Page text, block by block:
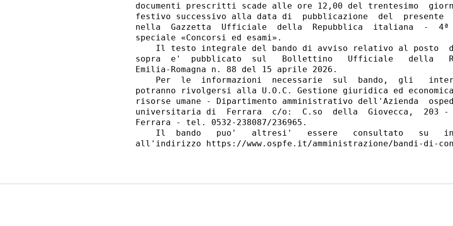
documenti prescritti scade alle ore 12,00 del trentesimo
festivo successivo alla data di  pubblicazione  del  presente
nella  Gazzetta  Ufficiale  della  Repubblica  italiana  -  4ª
speciale «Concorsi ed esami».
Il testo integrale del bando di avviso relativo al posto
sopra  e'  pubblicato  sul   Bollettino   Ufficiale   della
Emilia-Romagna n. 88 del 15 aprile 2026.
Per  le  informazioni  necessarie  sul  bando,  gli
potranno rivolgersi alla U.O.C. Gestione giuridica ed
risorse umane - Dipartimento amministrativo dell'Azienda
universitaria di  Ferrara  c/o:  C.so  della  Giovecca,  203 -
Ferrara - tel. 0532-238087/236965.
Il  bando   puo'   altresi'   essere   consultato   su
all'indirizzo https://www.ospfe.it/amministrazione/bandi-di-